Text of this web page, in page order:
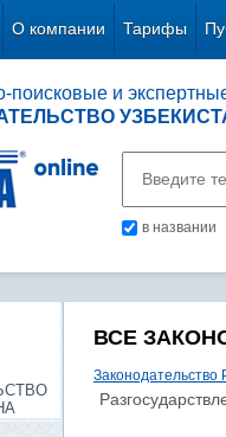
О компании Тарифы
и
в названии
ВСЕ
Законодательство